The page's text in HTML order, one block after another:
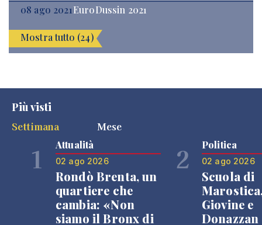
08 ago 2021EuroDussin 2021
Mostra tutto (24)
Più visti
Settimana
Mese
1 Attualità
02 ago 2026
Rondò Brenta, un
quartiere che
cambia: «Non
siamo il Bronx di
2 Politica
02 ago 2026
Scuola di
Giovine e
Donazzan